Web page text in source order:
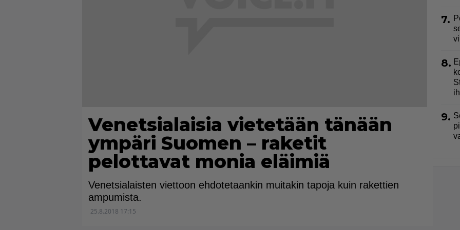
Venetsialaisia vietetään tänään
ympäri Suomen – raketit
pelottavat monia eläimiä
Venetsialaisten viettoon ehdotetaankin muitakin tapoja kuin rakettien
ampumista.
25.8.2018 17:15
7.
8.
9.